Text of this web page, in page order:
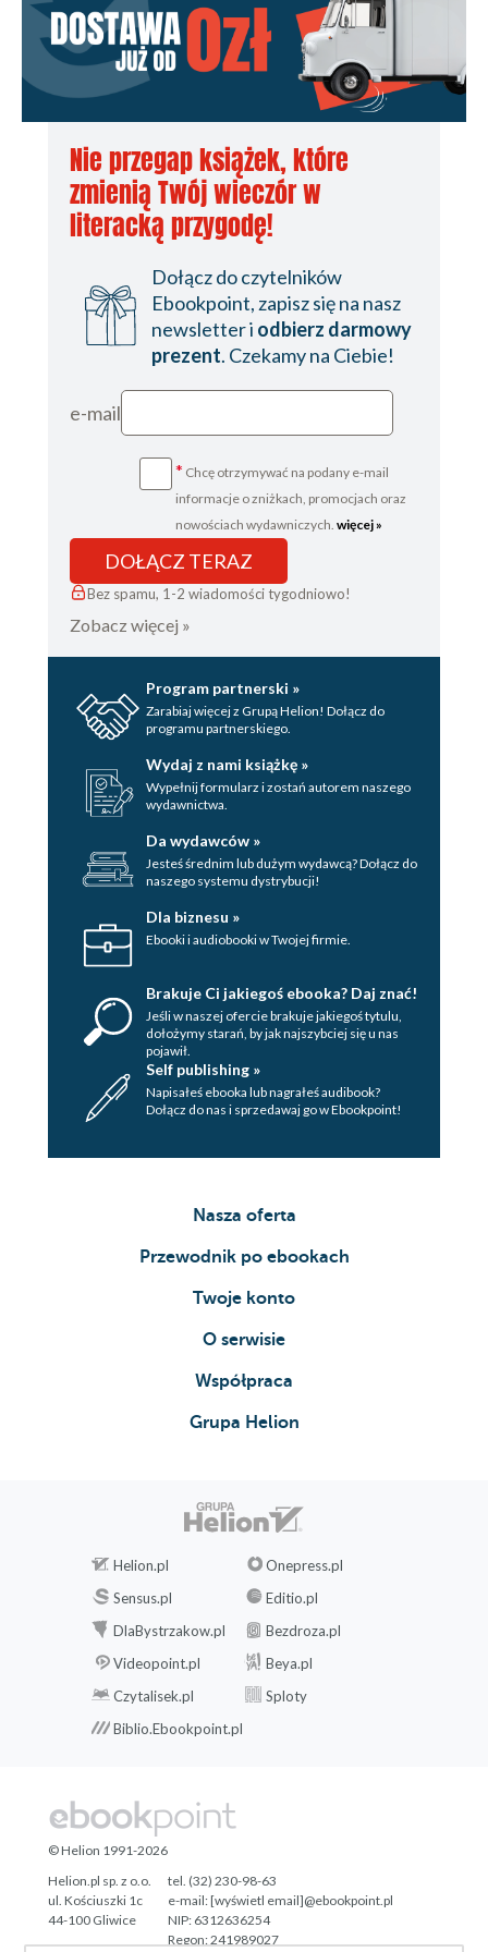
Nie przegap książek, które
zmienią Twój wieczór w
literacką przygodę!
Dołącz do czytelników
Ebookpoint, zapisz się na nasz
newsletter i odbierz darmowy
prezent. Czekamy na Ciebie!
e-mail
* Chcę otrzymywać na podany e-mail
informacje o zniżkach, promocjach oraz
nowościach wydawniczych. więcej »
DOŁĄCZ TERAZ
Bez spamu, 1-2 wiadomości tygodniowo!
Zobacz więcej »
Program partnerski »
Zarabiaj więcej z Grupą Helion! Dołącz do
programu partnerskiego.
Wydaj z nami książkę »
Wypełnij formularz i zostań autorem naszego
wydawnictwa.
Da wydawców »
Jesteś średnim lub dużym wydawcą? Dołącz do
naszego systemu dystrybucji!
Dla biznesu »
Ebooki i audiobooki w Twojej firmie.
Brakuje Ci jakiegoś ebooka? Daj znać!
Jeśli w naszej ofercie brakuje jakiegoś tytulu,
dołożymy starań, by jak najszybciej się u nas
pojawił.
Self publishing »
Napisałeś ebooka lub nagrałeś audibook?
Dołącz do nas i sprzedawaj go w Ebookpoint!
Nasza oferta
Przewodnik po ebookach
Twoje konto
O serwisie
Współpraca
Grupa Helion
Helion.pl
Onepress.pl
Sensus.pl
Editio.pl
DlaBystrzakow.pl
Bezdroza.pl
Videopoint.pl
Beya.pl
Czytalisek.pl
Sploty
Biblio.Ebookpoint.pl
© Helion 1991-2026
Helion.pl sp. z o.o.
ul. Kościuszki 1c
44-100 Gliwice
tel. (32) 230-98-63
e-mail:[wyświetl email]@ebookpoint.pl
NIP: 6312636254
Regon: 241989027